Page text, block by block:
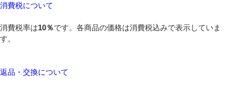
消費税について
消費税率は10％です。各商品の価格は消費税込みで表示していま
す。
返品・交換について